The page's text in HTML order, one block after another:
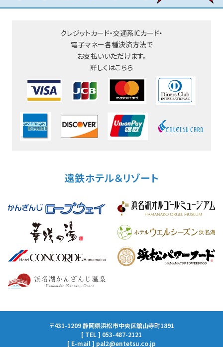
クレジットカード・交通系ICカード・
電子マネー各種決済方法で
お支払いいただけます。
詳しくはこちら
遠鉄ホテル＆リゾート
〒431-1209 静岡県浜松市中央区舘山寺町1891
[ TEL ] 053-487-2121
[ E-mail ] pal2@entetsu.co.jp